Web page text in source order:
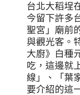
台北大稻埕
今留下許多
聖宮」廟前
與觀光客。
大廚》白種
吃，這邊就
線」、「葉
要介紹的這